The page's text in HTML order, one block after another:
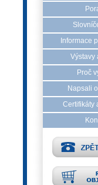
Informace
Výstavy
Proč
Napsali
Certifikáty